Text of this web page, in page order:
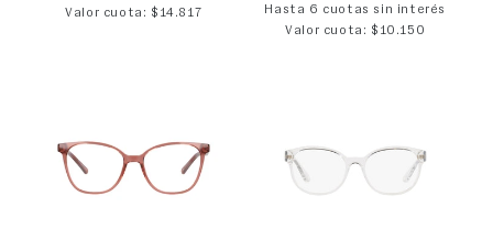
Valor cuota: $14.817
Hasta 6 cuotas sin interés
Valor cuota: $10.150